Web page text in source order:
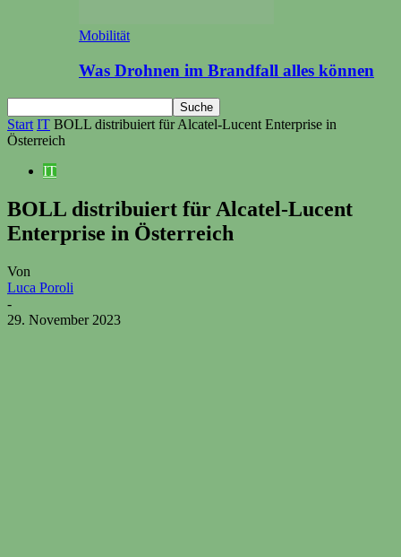
Mobilität
Was Drohnen im Brandfall alles können
Start IT BOLL distribuiert für Alcatel-Lucent Enterprise in
Österreich
IT
BOLL distribuiert für Alcatel-Lucent
Enterprise in Österreich
Von
Luca Poroli
-
29. November 2023